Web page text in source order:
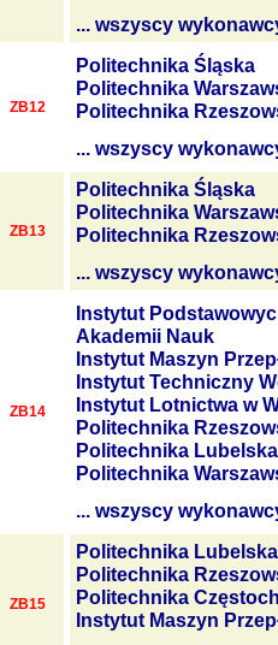
... wszyscy
ZB12
Politechnika Śląska
Politechnika
Politechnika
... wszyscy
ZB13
Politechnika Śląska
Politechnika
Politechnika
... wszyscy
ZB14
Instytut
Akademii Nauk
Instytut Maszyn
Instytut Techniczny
Instytut Lotnictwa w
Politechnika
Politechnika Lubelska
Politechnika
... wszyscy
ZB15
Politechnika Lubelska
Politechnika
Politechnika
Instytut Maszyn